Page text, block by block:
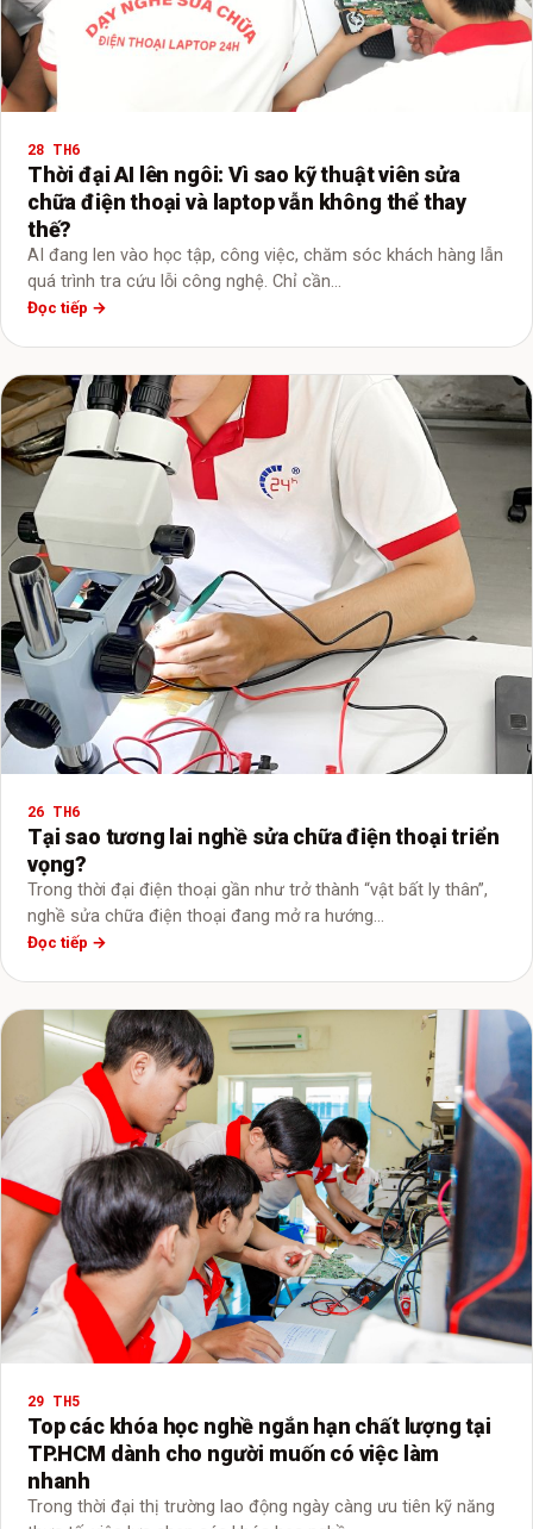
28 TH6
Thời đại AI lên ngôi: Vì sao kỹ thuật viên sửa
chữa điện thoại và laptop vẫn không thể thay
thế?
AI đang len vào học tập, công việc, chăm sóc khách hàng lẫn
quá trình tra cứu lỗi công nghệ. Chỉ cần…
Đọc tiếp →
26 TH6
Tại sao tương lai nghề sửa chữa điện thoại triển
vọng?
Trong thời đại điện thoại gần như trở thành “vật bất ly thân”,
nghề sửa chữa điện thoại đang mở ra hướng…
Đọc tiếp →
29 TH5
Top các khóa học nghề ngắn hạn chất lượng tại
TP.HCM dành cho người muốn có việc làm
nhanh
Trong thời đại thị trường lao động ngày càng ưu tiên kỹ năng